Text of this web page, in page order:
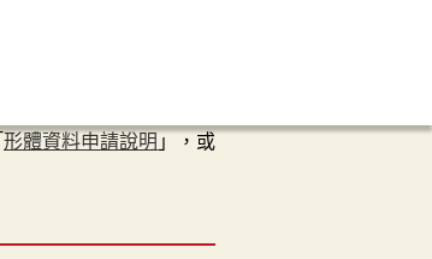
形體資料申請說明 」，或